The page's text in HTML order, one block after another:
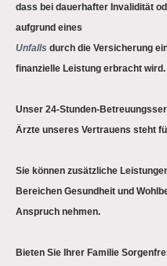
dass bei dauerhafter Invalidität
aufgrund eines
Unfalls durch die Versicherung
finanzielle Leistung erbracht wird.
Unser 24-Stunden-
Ärzte unseres Vertrauens steht
Sie können zusätzliche
Bereichen Gesundheit und
Anspruch nehmen.
Bieten Sie Ihrer Familie